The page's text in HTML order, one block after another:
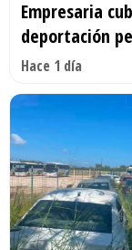
Empresaria
deportación
Hace 1 día